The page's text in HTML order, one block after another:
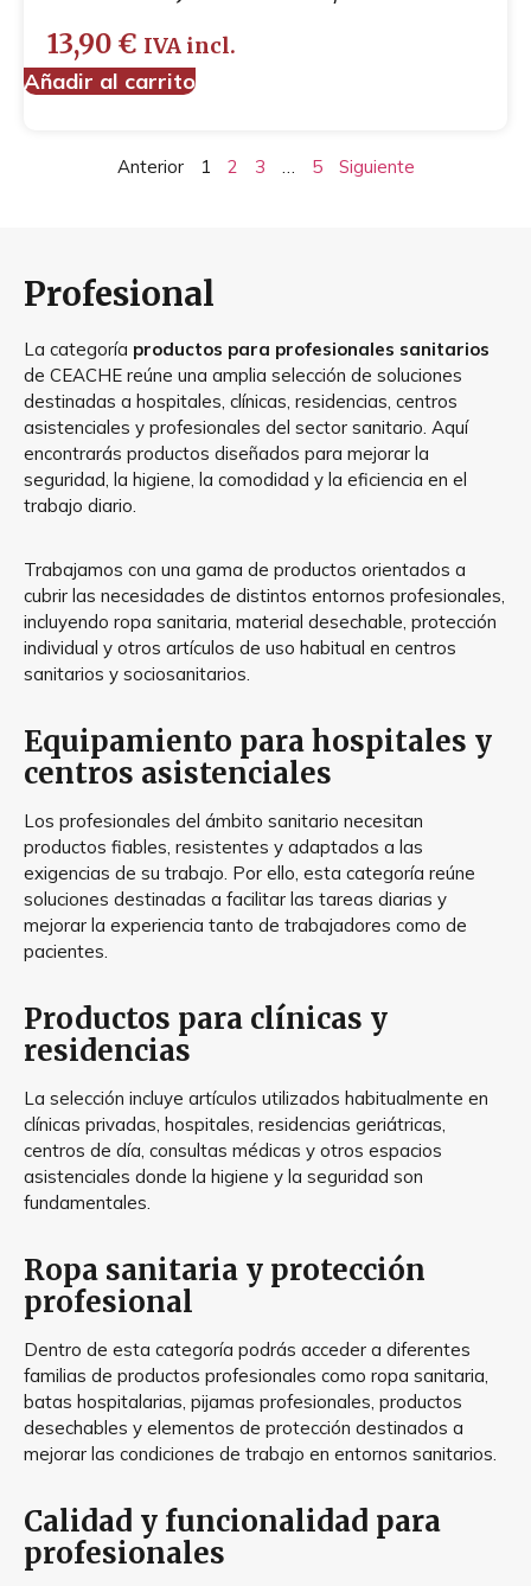
13,90 € IVA incl.
Añadir al carrito
Anterior 1 2 3 … 5 Siguiente
Profesional
La categoría productos para profesionales sanitarios
de CEACHE reúne una amplia selección de soluciones
destinadas a hospitales, clínicas, residencias, centros
asistenciales y profesionales del sector sanitario. Aquí
encontrarás productos diseñados para mejorar la
seguridad, la higiene, la comodidad y la eficiencia en el
trabajo diario.
Trabajamos con una gama de productos orientados a
cubrir las necesidades de distintos entornos profesionales,
incluyendo ropa sanitaria, material desechable, protección
individual y otros artículos de uso habitual en centros
sanitarios y sociosanitarios.
Equipamiento para hospitales y
centros asistenciales
Los profesionales del ámbito sanitario necesitan
productos fiables, resistentes y adaptados a las
exigencias de su trabajo. Por ello, esta categoría reúne
soluciones destinadas a facilitar las tareas diarias y
mejorar la experiencia tanto de trabajadores como de
pacientes.
Productos para clínicas y
residencias
La selección incluye artículos utilizados habitualmente en
clínicas privadas, hospitales, residencias geriátricas,
centros de día, consultas médicas y otros espacios
asistenciales donde la higiene y la seguridad son
fundamentales.
Ropa sanitaria y protección
profesional
Dentro de esta categoría podrás acceder a diferentes
familias de productos profesionales como ropa sanitaria,
batas hospitalarias, pijamas profesionales, productos
desechables y elementos de protección destinados a
mejorar las condiciones de trabajo en entornos sanitarios.
Calidad y funcionalidad para
profesionales